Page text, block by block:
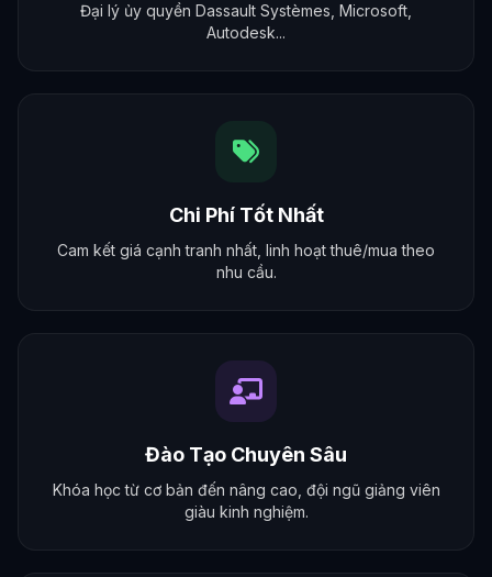
Đại lý ủy quyền Dassault Systèmes, Microsoft,
Autodesk...
Chi Phí Tốt Nhất
Cam kết giá cạnh tranh nhất, linh hoạt thuê/mua theo
nhu cầu.
Đào Tạo Chuyên Sâu
Khóa học từ cơ bản đến nâng cao, đội ngũ giảng viên
giàu kinh nghiệm.